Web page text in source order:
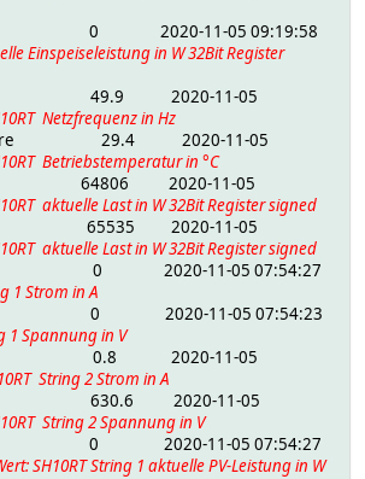
0 2020-11-05 09:19:58
Einspeiseleistung in W 32Bit Register
49.9 2020-11-05
Netzfrequenz in Hz
29.4 2020-11-05
Betriebstemperatur in °C
64806 2020-11-05
aktuelle Last in W 32Bit Register signed
65535 2020-11-05
aktuelle Last in W 32Bit Register signed
0 2020-11-05 07:54:27
1 Strom in A
0 2020-11-05 07:54:23
1 Spannung in V
0.8 2020-11-05
String 2 Strom in A
630.6 2020-11-05
String 2 Spannung in V
0 2020-11-05 07:54:27
SH10RT String 1 aktuelle PV-Leistung in W